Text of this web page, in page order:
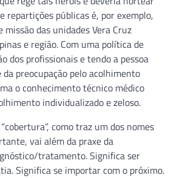
repartições públicas é, por exemplo,
das unidades Vera Cruz
e região. Com uma política de
dos profissionais e tendo a pessoa
preocupação pelo acolhimento
o conhecimento técnico médico
individualizado e zeloso.
como traz um dos nomes
vai além da praxe da
tratamento. Significa ser
Significa se importar com o próximo.